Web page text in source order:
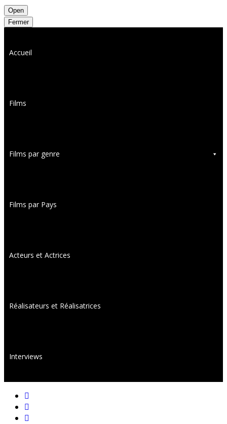
Open
Fermer
Accueil
Films
Films par genre
Films par Pays
Acteurs et Actrices
Réalisateurs et Réalisatrices
Interviews